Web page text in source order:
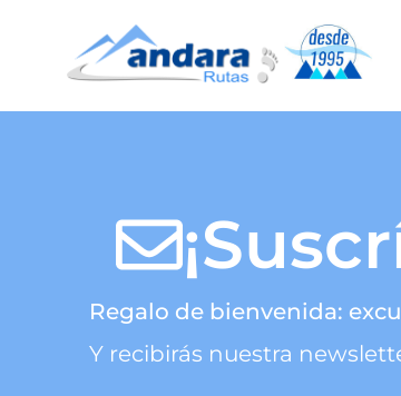
Viajes
Regalo de bienvenida:
Y recibirás nuestra